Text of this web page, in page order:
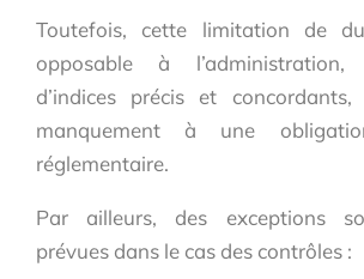
Toutefois, cette limitation de
opposable à
d’indices précis et
manquement à une
réglementaire.
Par ailleurs, des exceptions
prévues dans le cas des contrôles :